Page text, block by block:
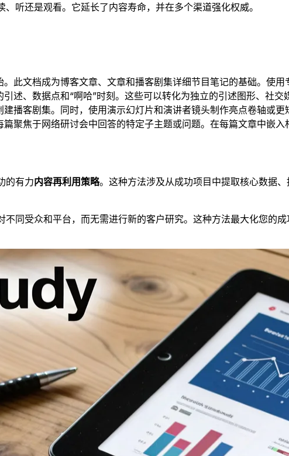
听还是观看。它延长了内容寿命，并在多个渠道强化权威。
此文档成为博客文章、文章和播客剧集详细节目笔记的基础。使用
述、数据点和“啊哈”时刻。这些可以转化为独立的引述图形、社交
播客剧集。同时，使用演示幻灯片和演讲者镜头制作亮点卷轴或
聚焦于网络研讨会中回答的特定子主题或问题。在每篇文章中嵌入
的有力内容再利用策略。这种方法涉及从成功项目中提取核心数据
同受众和平台，而无需进行新的客户研究。这种方法最大化您的